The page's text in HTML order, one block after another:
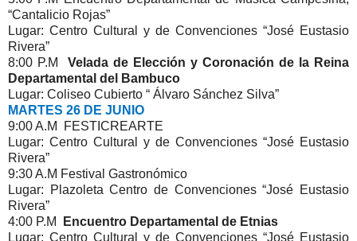
“Cantalicio Rojas”
Lugar: Centro Cultural y de Convenciones “José Eustasio
Rivera”
8:00 P.M Velada de Elección y Coronación de la Reina
Departamental del Bambuco
Lugar: Coliseo Cubierto “ Álvaro Sánchez Silva”
MARTES 26 DE JUNIO
9:00 A.M FESTICREARTE
Lugar: Centro Cultural y de Convenciones “José Eustasio
Rivera”
9:30 A.M Festival Gastronómico
Lugar: Plazoleta Centro de Convenciones “José Eustasio
Rivera”
4:00 P.M
Encuentro Departamental de Etnias
Lugar: Centro Cultural y de Convenciones “José Eustasio